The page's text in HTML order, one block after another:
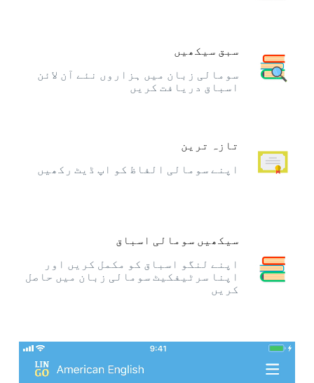
سبق سیکھیں
سومالی زبان میں ہزاروں نئے آن لائن
اسباق دریافت کریں
تازہ ترین
اپنے سومالی الفاظ کو اپ ڈیٹ رکھیں
سیکھیں سومالی اسباق
اپنے لنگو اسباق کو مکمل کریں اور
اپنا سرٹیفکیٹ سومالی زبان میں حاصل
کریں